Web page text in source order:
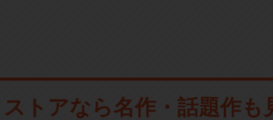
トアなら名作・話題作も